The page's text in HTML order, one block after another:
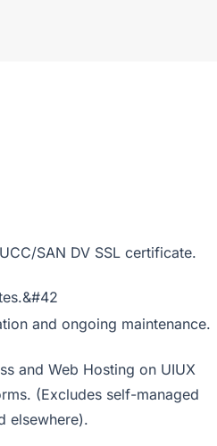
SAN DV SSL certificate.
and ongoing maintenance.
and Web Hosting on UIUX
(Excludes self-managed
elsewhere).